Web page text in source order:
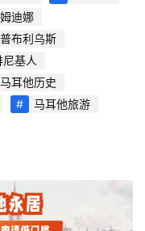
姆迪娜
普布利乌斯
尼基人
马耳他历史
马耳他旅游